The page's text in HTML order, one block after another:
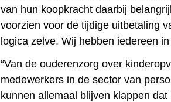
van hun koopkracht daarbij
voorzien voor de tijdige uitbetaling
logica zelve. Wij hebben iedereen
“Van de ouderenzorg over
medewerkers in de sector van
kunnen allemaal blijven klappen